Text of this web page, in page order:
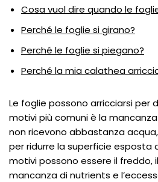
Cosa vuol dire quando le
Perché le foglie si girano?
Perché le foglie si piegano?
Perché la mia calathea
Le foglie possono arricciarsi per
motivi più comuni è la
non ricevono abbastanza
per ridurre la superficie esposta
motivi possono essere il freddo,
mancanza di nutrients e